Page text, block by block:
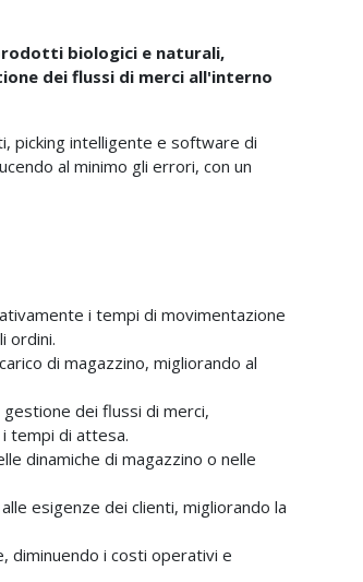
biologici e naturali,
dei flussi di merci all'interno
picking intelligente e software di
al minimo gli errori, con un
i tempi di movimentazione
ordini.
di magazzino, migliorando al
dei flussi di merci,
tempi di attesa.
dinamiche di magazzino o nelle
esigenze dei clienti, migliorando la
diminuendo i costi operativi e